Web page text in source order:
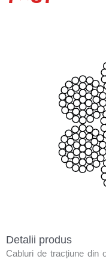
Detalii produs
Cabluri de tracțiune din